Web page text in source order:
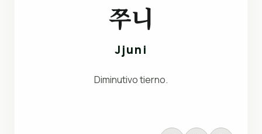
쭈니
Jjuni
Diminutivo tierno.